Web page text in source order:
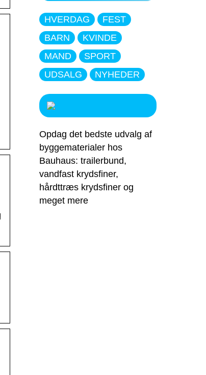
HVERDAG
FEST
BARN
KVINDE
MAND
SPORT
UDSALG
NYHEDER
Opdag det bedste udvalg af
byggematerialer hos
Bauhaus: trailerbund,
vandfast krydsfiner,
hårdttræs krydsfiner og
meget mere